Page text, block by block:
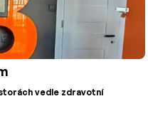
vedle zdravotní